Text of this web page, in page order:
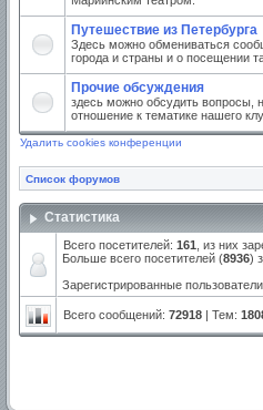
Путешествие из Петербурга
Здесь можно обмениваться
города и страны и о посещении
Прочие обсуждения
здесь можно обсудить вопросы,
отношение к тематике нашего
Удалить cookies конференции
Список форумов
Статистика
Всего посетителей: 161 , из них
Больше всего посетителей (8936)
Зарегистрированные
Всего сообщений: 72918 | Тем: